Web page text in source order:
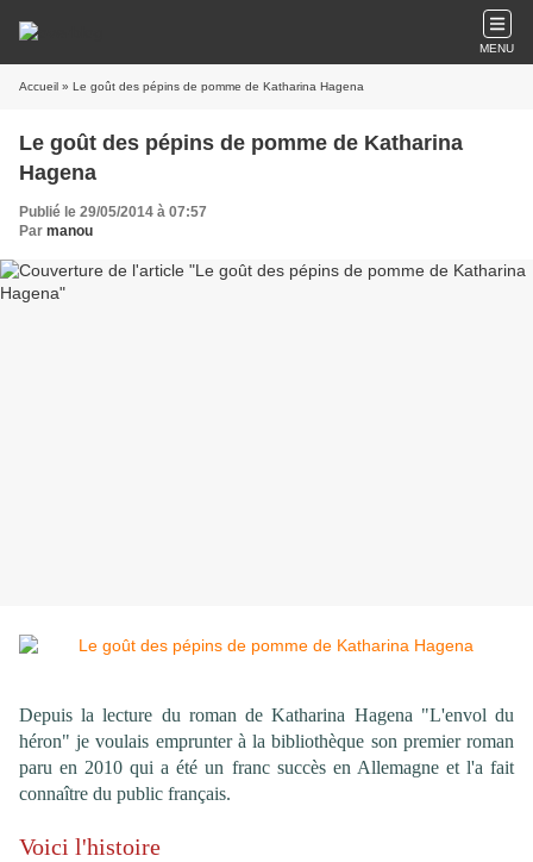
MENU
Accueil » Le goût des pépins de pomme de Katharina Hagena
Le goût des pépins de pomme de Katharina
Hagena
Publié le 29/05/2014 à 07:57
Par manou
Depuis la lecture du roman de Katharina Hagena "L'envol du
héron"je voulais emprunter à la bibliothèque son premier roman
paru en 2010 qui a été un franc succès en Allemagne et l'a fait
connaître du public français.
Voici l'histoire